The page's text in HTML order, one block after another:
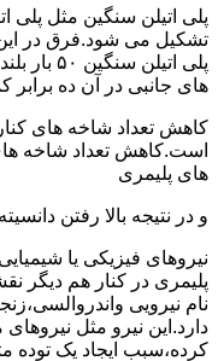
پلی اتیلن سنگین مثل پلی
تشکیل می شود.فرق در
پلی
های جانبی در آن ده
کاهش تعداد شاخه های
است.کاهش تعداد شاخه
های پلیمری
و در نتیجه بالا رفتن
نیروهای فیزیکی یا
پلیمری در کنار هم دیگر
نام نیرویی
دارد.این نیرو مثل
کرده،سبب ایجاد یک توده